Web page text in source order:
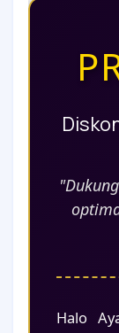
Halo